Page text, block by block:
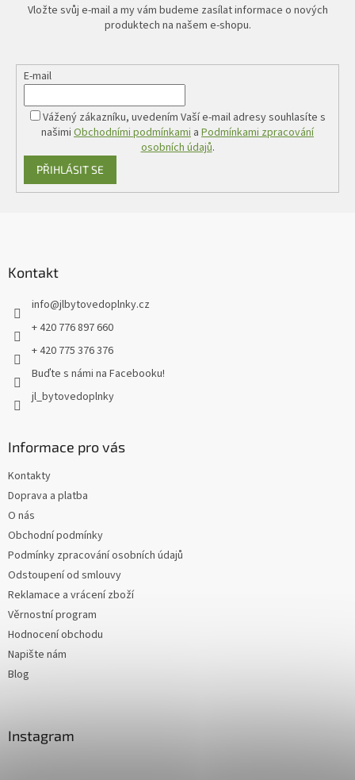
Vložte svůj e-mail a my vám budeme zasílat informace o nových
produktech na našem e-shopu.
E-mail
Vážený zákazníku, uvedením Vaší e-mail adresy souhlasíte s
našimi Obchodními podmínkami a Podmínkami zpracování
osobních údajů.
PŘIHLÁSIT SE
Kontakt
info@jlbytovedoplnky.cz
+ 420 776 897 660
+ 420 775 376 376
Buďte s námi na Facebooku!
jl_bytovedoplnky
Informace pro vás
Kontakty
Doprava a platba
O nás
Obchodní podmínky
Podmínky zpracování osobních údajů
Odstoupení od smlouvy
Reklamace a vrácení zboží
Věrnostní program
Hodnocení obchodu
Napište nám
Blog
Instagram